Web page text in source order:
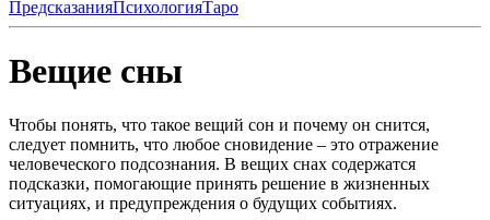
ПредсказанияПсихологияТаро
Вещие сны
Чтобы понять, что такое вещий сон и почему он снится,
следует помнить, что любое сновидение – это отражение
человеческого подсознания. В вещих снах содержатся
подсказки, помогающие принять решение в жизненных
ситуациях, и предупреждения о будущих событиях.